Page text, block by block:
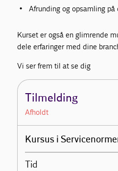
Afrunding og opsamling på
Kurset er også en glimrende
dele erfaringer med dine
Vi ser frem til at se dig
Tilmelding
Afholdt
Kursus i
Tid